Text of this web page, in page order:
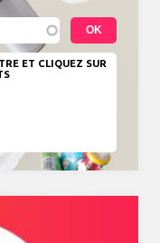
ET CLIQUEZ SUR